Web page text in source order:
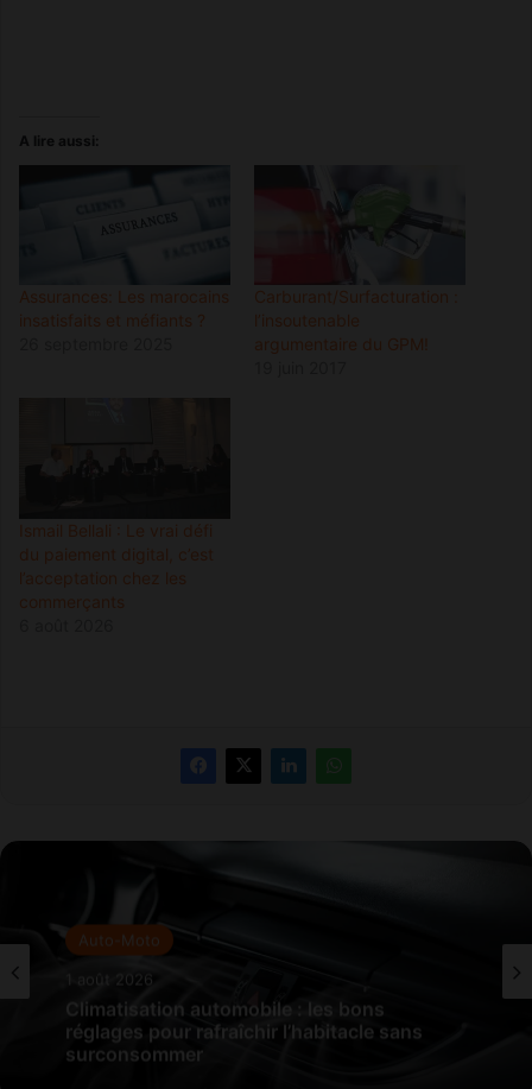
A lire aussi:
Assurances: Les marocains
insatisfaits et méfiants ?
Carburant/Surfacturation :
l’insoutenable
argumentaire du GPM!
Ismail Bellali : Le vrai défi
du paiement digital, c’est
l’acceptation chez les
commerçants
Auto-Moto
31 juillet 2026